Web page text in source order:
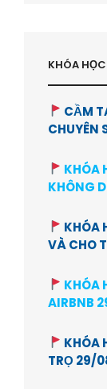
KHÓA
CẦM
CHUYÊN
KHÓA
KHÔNG
KHÓA
VÀ CHO
KHÓA
AIRBNB
KHÓA
TRỌ 29/